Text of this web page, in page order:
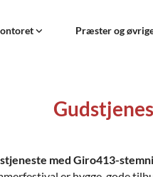
Præster og
med Giro413-